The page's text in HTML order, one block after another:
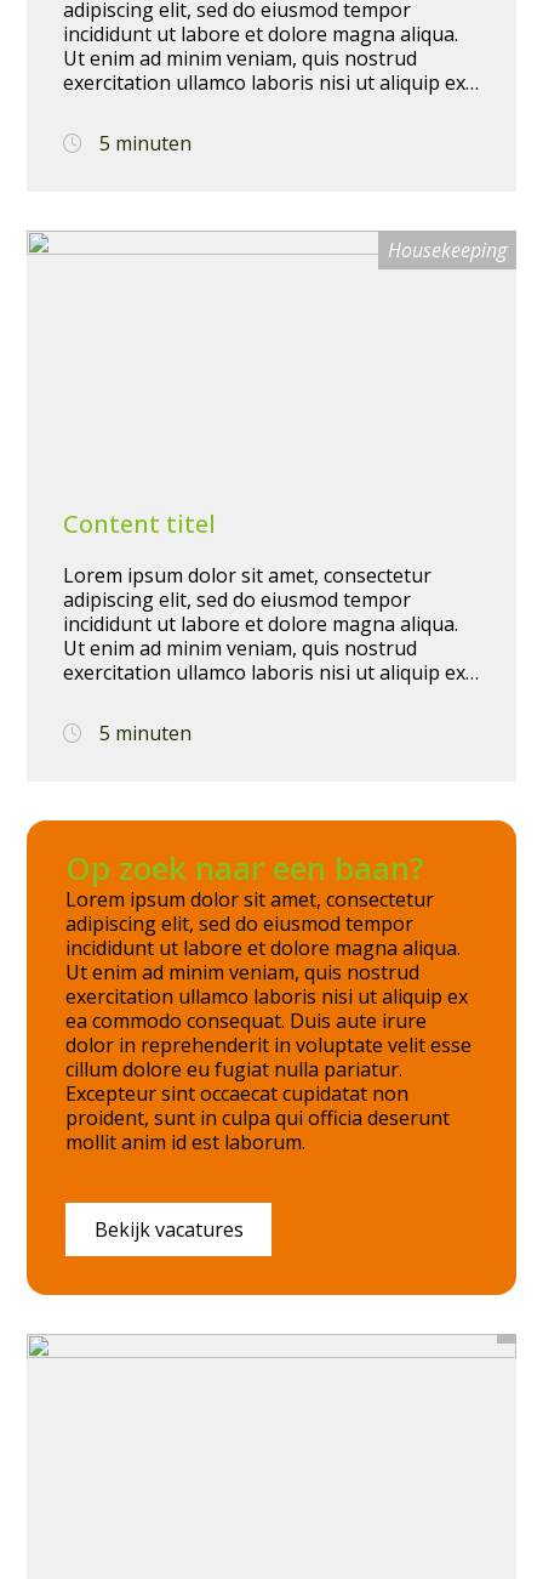
adipiscing elit, sed do eiusmod tempor
incididunt ut labore et dolore magna aliqua.
Ut enim ad minim veniam, quis nostrud
exercitation ullamco laboris nisi ut aliquip ex
in reprehenderit in voluptate velit esse cillum
dolore eu fugiat nulla pariatur. Excepteur sint
laborum.
5 minuten
Housekeeping
Content titel
Lorem ipsum dolor sit amet, consectetur
adipiscing elit, sed do eiusmod tempor
incididunt ut labore et dolore magna aliqua.
Ut enim ad minim veniam, quis nostrud
exercitation ullamco laboris nisi ut aliquip ex
in reprehenderit in voluptate velit esse cillum
dolore eu fugiat nulla pariatur. Excepteur sint
laborum.
5 minuten
Op zoek naar een baan?
Lorem ipsum dolor sit amet, consectetur
adipiscing elit, sed do eiusmod tempor
incididunt ut labore et dolore magna aliqua.
Ut enim ad minim veniam, quis nostrud
exercitation ullamco laboris nisi ut aliquip ex
ea commodo consequat. Duis aute irure
dolor in reprehenderit in voluptate velit esse
cillum dolore eu fugiat nulla pariatur.
Excepteur sint occaecat cupidatat non
proident, sunt in culpa qui officia deserunt
mollit anim id est laborum.
Bekijk vacatures